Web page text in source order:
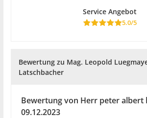
Service Angebot
5.0/5
Bewertung zu Mag. Leopold
Latschbacher
Bewertung von Herr peter albert
09.12.2023